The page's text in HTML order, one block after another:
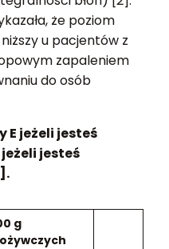
że poziom
u pacjentów z
zapaleniem
do osób
E jeżeli jesteś
jesteś
g